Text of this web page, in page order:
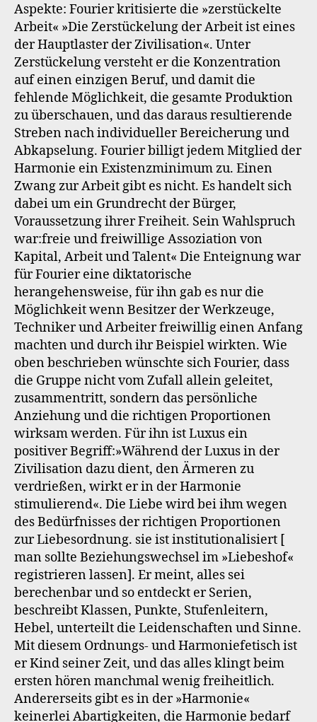
Aspekte: Fourier kritisierte die »zerstückelte
Arbeit« »Die Zerstückelung der Arbeit ist eines
der Hauptlaster der Zivilisation«. Unter
Zerstückelung versteht er die Konzentration
auf einen einzigen Beruf, und damit die
fehlende Möglichkeit, die gesamte Produktion
zu überschauen, und das daraus resultierende
Streben nach individueller Bereicherung und
Abkapselung. Fourier billigt jedem Mitglied der
Harmonie ein Existenzminimum zu. Einen
Zwang zur Arbeit gibt es nicht. Es handelt sich
dabei um ein Grundrecht der Bürger,
Voraussetzung ihrer Freiheit. Sein Wahlspruch
war:freie und freiwillige Assoziation von
Kapital, Arbeit und Talent« Die Enteignung war
für Fourier eine diktatorische
herangehensweise, für ihn gab es nur die
Möglichkeit wenn Besitzer der Werkzeuge,
Techniker und Arbeiter freiwillig einen Anfang
machten und durch ihr Beispiel wirkten. Wie
oben beschrieben wünschte sich Fourier, dass
die Gruppe nicht vom Zufall allein geleitet,
zusammentritt, sondern das persönliche
Anziehung und die richtigen Proportionen
wirksam werden. Für ihn ist Luxus ein
positiver Begriff:»Während der Luxus in der
Zivilisation dazu dient, den Ärmeren zu
verdrießen, wirkt er in der Harmonie
stimulierend«. Die Liebe wird bei ihm wegen
des Bedürfnisses der richtigen Proportionen
zur Liebesordnung. sie ist institutionalisiert [
man sollte Beziehungswechsel im »Liebeshof«
registrieren lassen]. Er meint, alles sei
berechenbar und so entdeckt er Serien,
beschreibt Klassen, Punkte, Stufenleitern,
Hebel, unterteilt die Leidenschaften und Sinne.
Mit diesem Ordnungs- und Harmoniefetisch ist
er Kind seiner Zeit, und das alles klingt beim
ersten hören manchmal wenig freiheitlich.
Andererseits gibt es in der »Harmonie«
keinerlei Abartigkeiten, die Harmonie bedarf